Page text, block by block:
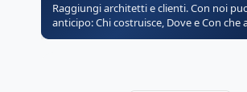
Raggiungi architetti e clienti. Con noi
anticipo: Chi costruisce, Dove e Con che